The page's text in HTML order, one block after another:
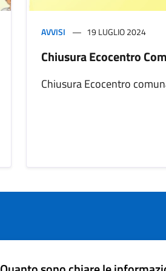
AVVISI 19 LUGLIO 2024
Chiusura Ecocentro
Chiusura Ecocentro